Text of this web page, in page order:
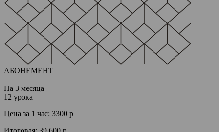
АБОНЕМЕНТ
На 3 месяца
12 урока
Цена за 1 час: 3300 р
Итоговая: 39 600 р